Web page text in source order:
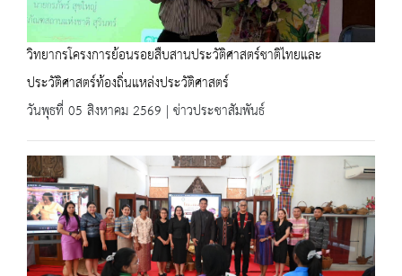
วิทยากรโครงการย้อนรอยสืบสานประวัติศาสตร์ชาติไทยและ
ประวัติศาสตร์ท้องถิ่นแหล่งประวัติศาสตร์
วันพุธที่ 05 สิงหาคม 2569 | ข่าวประชาสัมพันธ์